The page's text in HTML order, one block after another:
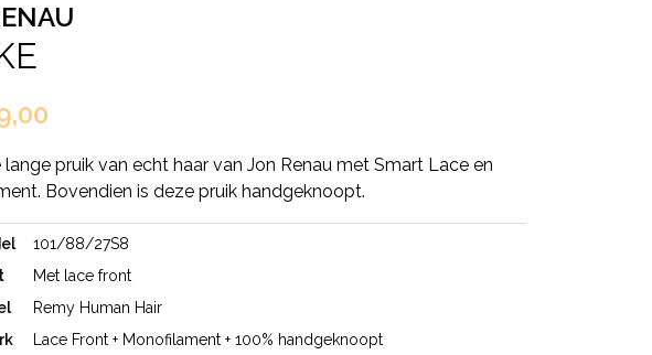
lange pruik van echt haar van Jon Renau met Smart Lace en
Bovendien is deze pruik handgeknoopt.
101/88/27S8
Met lace front
Remy Human Hair
Lace Front + Monofilament + 100% handgeknoopt